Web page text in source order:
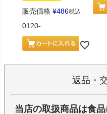
販売価格 ¥486税込
0120-
返品・
当店の取扱商品は食